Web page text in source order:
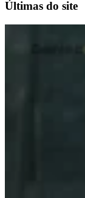
Últimas do site